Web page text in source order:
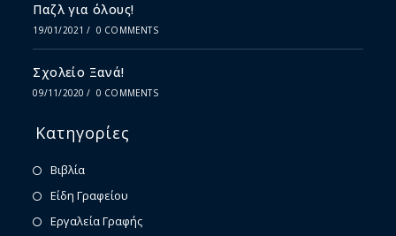
Παζλ για όλους!
19/01/2021 / 0 COMMENTS
Σχολείο Ξανά!
09/11/2020 / 0 COMMENTS
Κατηγορίες
Βιβλία
Είδη Γραφείου
Εργαλεία Γραφής